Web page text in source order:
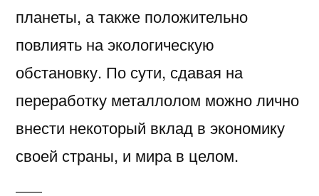
планеты, а также положительно
повлиять на экологическую
обстановку. По сути, сдавая на
переработку металлолом можно лично
внести некоторый вклад в экономику
своей страны, и мира в целом.